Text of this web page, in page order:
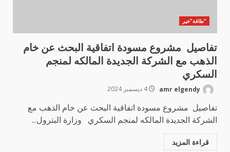
"طاقة"خير
تفاصيل مشروع مسودة اتفاقية البحث عن خام
الذهب مع الشركة الجديدة المالكه لمنجم
السكري
4 ديسمبر 2024
تفاصيل مشروع مسودة اتفاقية البحث عن خام الذهب مع
الشركة الجديدة المالكه لمنجم السكري وزارة البترول...
قراءة المزيد